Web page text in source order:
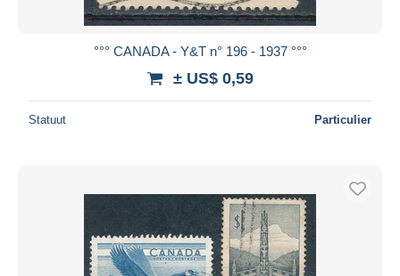
°°° CANADA - Y&T n° 196 - 1937 °°°
± US$ 0,59
Statuut Particulier